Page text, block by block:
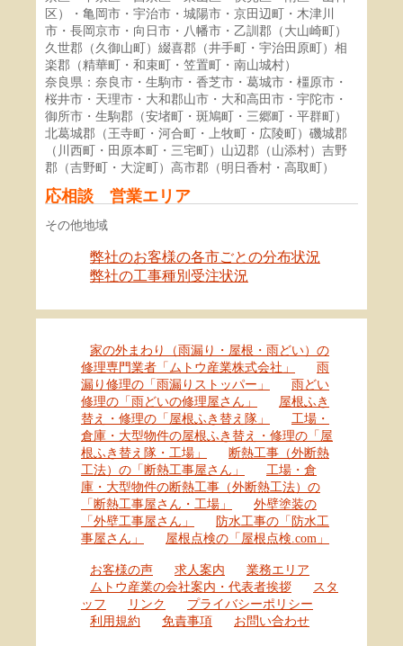
区）・亀岡市・宇治市・城陽市・京田辺町・木津川
市・長岡京市・向日市・八幡市・乙訓郡（大山崎町）
久世郡（久御山町）綴喜郡（井手町・宇治田原町）相
楽郡（精華町・和束町・笠置町・南山城村）
奈良県：奈良市・生駒市・香芝市・葛城市・橿原市・
桜井市・天理市・大和郡山市・大和高田市・宇陀市・
御所市・生駒郡（安堵町・斑鳩町・三郷町・平群町）
北葛城郡（王寺町・河合町・上牧町・広陵町）磯城郡
（川西町・田原本町・三宅町）山辺郡（山添村）吉野
郡（吉野町・大淀町）高市郡（明日香村・高取町）
応相談 営業エリア
その他地域
弊社のお客様の各市ごとの分布状況
弊社の工事種別受注状況
家の外まわり（雨漏り・屋根・雨どい）の
修理専門業者「ムトウ産業株式会社」
雨
漏り修理の「雨漏りストッパー」
雨どい
修理の「雨どいの修理屋さん」
屋根ふき
替え・修理の「屋根ふき替え隊」
工場・
倉庫・大型物件の屋根ふき替え・修理の「屋
根ふき替え隊・工場」
断熱工事（外断熱
工法）の「断熱工事屋さん」
工場・倉
庫・大型物件の断熱工事（外断熱工法）の
「断熱工事屋さん・工場」
外壁塗装の
「外壁工事屋さん」
防水工事の「防水工
事屋さん」
屋根点検の「屋根点検.com」
お客様の声 求人案内
業務エリア
ムトウ産業の会社案内・代表者挨拶
スタ
ッフ
リンク
プライバシーポリシー
利用規約
免責事項 お問い合わせ